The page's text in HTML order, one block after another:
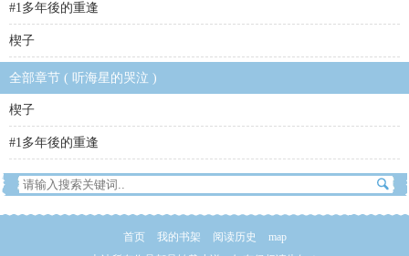
#1多年後的重逢
楔子
全部章节 ( 听海星的哭泣 )
楔子
#1多年後的重逢
首页 我的书架 阅读历史
map